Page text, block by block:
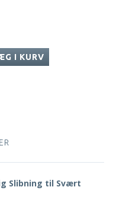
I KURV
Slibning til Svært